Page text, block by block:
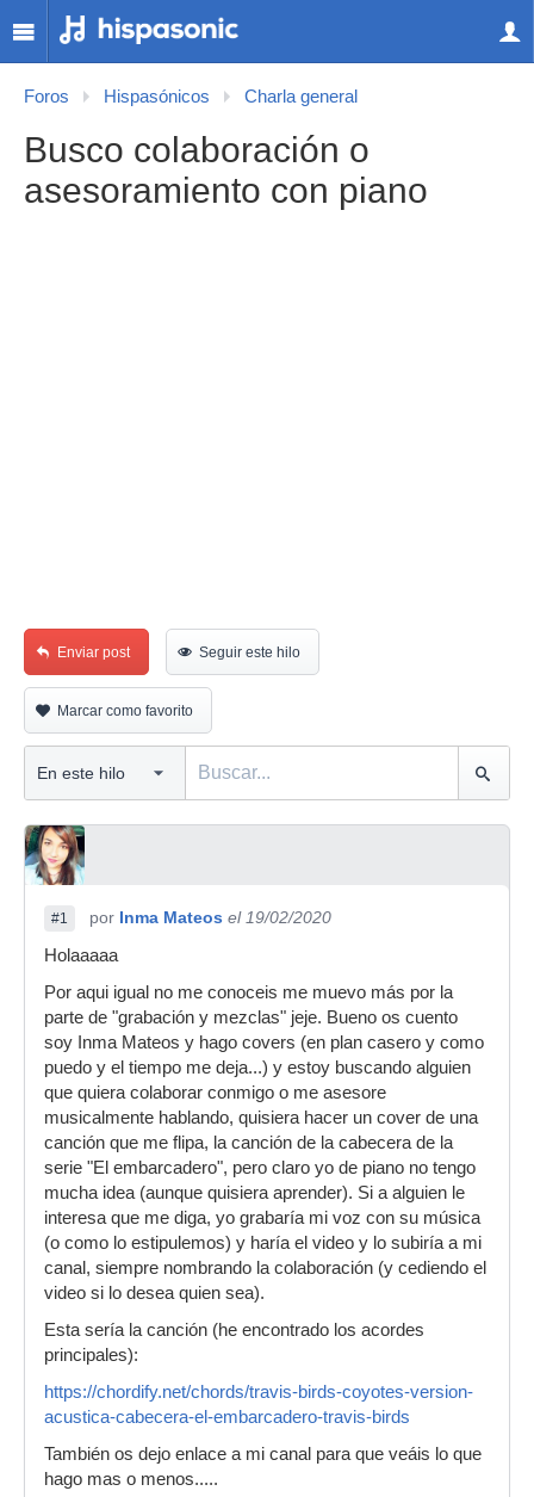
Foros Hispasónicos Charla general
Busco colaboración o
asesoramiento con piano
Enviar post Seguir este hilo
Marcar como favorito
#1 por Inma Mateos el 19/02/2020
Holaaaaa
Por aqui igual no me conoceis me muevo más por la
parte de "grabación y mezclas" jeje. Bueno os cuento
soy Inma Mateos y hago covers (en plan casero y como
puedo y el tiempo me deja...) y estoy buscando alguien
que quiera colaborar conmigo o me asesore
musicalmente hablando, quisiera hacer un cover de una
canción que me flipa, la canción de la cabecera de la
serie "El embarcadero", pero claro yo de piano no tengo
mucha idea (aunque quisiera aprender). Si a alguien le
interesa que me diga, yo grabaría mi voz con su música
(o como lo estipulemos) y haría el video y lo subiría a mi
canal, siempre nombrando la colaboración (y cediendo el
video si lo desea quien sea).
Esta sería la canción (he encontrado los acordes
principales):
https://chordify.net/chords/travis-birds-coyotes-version-
acustica-cabecera-el-embarcadero-travis-birds
También os dejo enlace a mi canal para que veáis lo que
hago mas o menos.....